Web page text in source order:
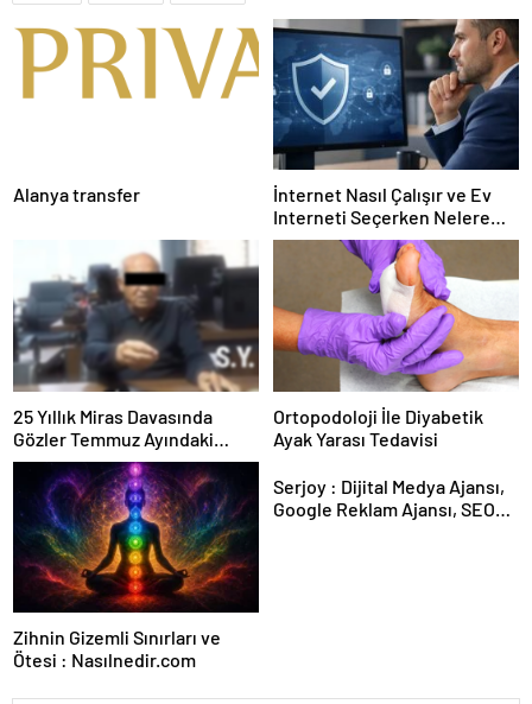
Alanya transfer
İnternet Nasıl Çalışır ve Ev
Interneti Seçerken Nelere
Dikkat Etmelisiniz
25 Yıllık Miras Davasında
Gözler Temmuz Ayındaki
Karar Duruşmasına Çevrildi
Ortopodoloji İle Diyabetik
Ayak Yarası Tedavisi
Zihnin Gizemli Sınırları ve
Ötesi : Nasılnedir.com
Serjoy : Dijital Medya Ajansı,
Google Reklam Ajansı, SEO